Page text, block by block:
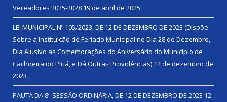
Vereadores 2025-2028 19 de abril de 2025
LEI MUNICIPAL Nº 105/2023, DE 12 DE DEZEMBRO DE 2023 (Dispõe
Sobre a Instituição de Feriado Municipal no Dia 28 de Dezembro,
Dia Alusivo as Comemorações do Aniversário do Município de
Cachoeira do Piriá, e Dá Outras Providências) 12 de dezembro de
2023
PAUTA DA 8ª SESSÃO ORDINÁRIA, DE 12 DE DEZEMBRO DE 2023 12